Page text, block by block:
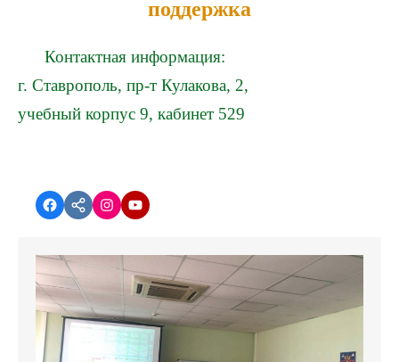
поддержка
Контактная информация:
г. Ставрополь, пр-т Кулакова, 2,
учебный корпус 9, кабинет 529
Facebook
vk.cominstagram.com
YouTube